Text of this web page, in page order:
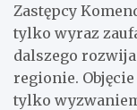
Zastępcy
tylko wyraz
dalszego
regionie.
tylko